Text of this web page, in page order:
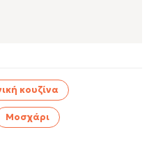
κουζίνα
Μοσχάρι